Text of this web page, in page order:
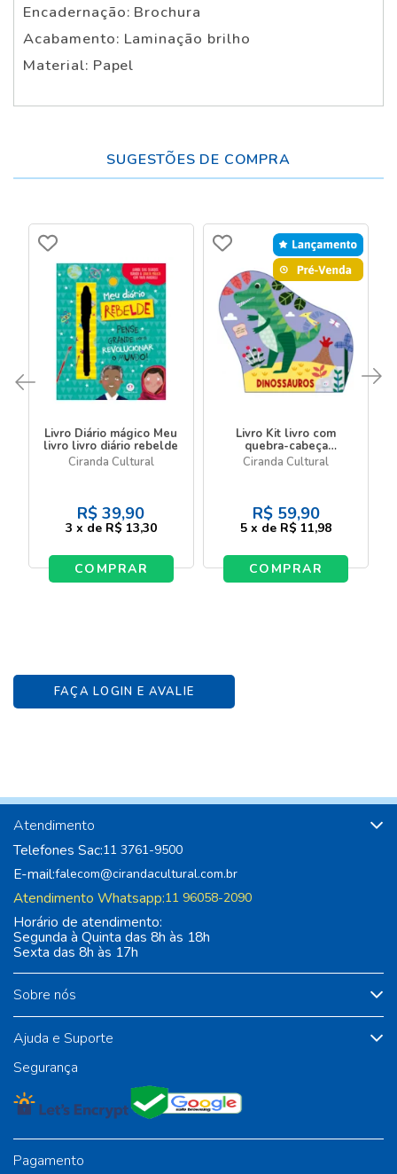
Encadernação: Brochura
Acabamento: Laminação brilho
Material: Papel
SUGESTÕES DE COMPRA
Livro Diário mágico Meu
livro livro diário rebelde
Ciranda Cultural
R$ 39,90
3 x de R$ 13,30
COMPRAR
Livro Kit livro com
quebra-cabeça
Dinossauros - Livro com
Ciranda Cultural
R$ 59,90
5 x de R$ 11,98
COMPRAR
FAÇA LOGIN E AVALIE
Sobre nós
Ajuda e Suporte
Atendimento
Telefones Sac:11 3761-9500
E-mail:falecom@cirandacultural.com.br
Atendimento Whatsapp:11 96058-2090
Horário de atendimento:
Segunda à Quinta das 8h às 18h
Sexta das 8h às 17h
Segurança
Pagamento